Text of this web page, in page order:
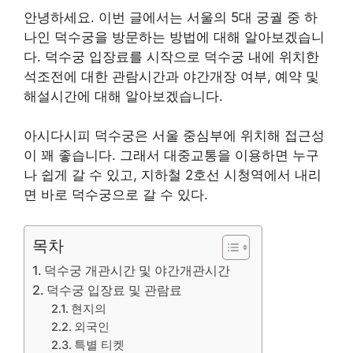
안녕하세요. 이번 글에서는 서울의 5대 궁궐 중 하
나인 덕수궁을 방문하는 방법에 대해 알아보겠습니
다. 덕수궁 입장료를 시작으로 덕수궁 내에 위치한
석조전에 대한 관람시간과 야간개장 여부, 예약 및
해설시간에 대해 알아보겠습니다.
아시다시피 덕수궁은 서울 중심부에 위치해 접근성
이 꽤 좋습니다. 그래서 대중교통을 이용하면 누구
나 쉽게 갈 수 있고, 지하철 2호선 시청역에서 내리
면 바로 덕수궁으로 갈 수 있다.
목차
덕수궁 개관시간 및 야간개관시간
덕수궁 입장료 및 관람료
현지의
외국인
특별 티켓